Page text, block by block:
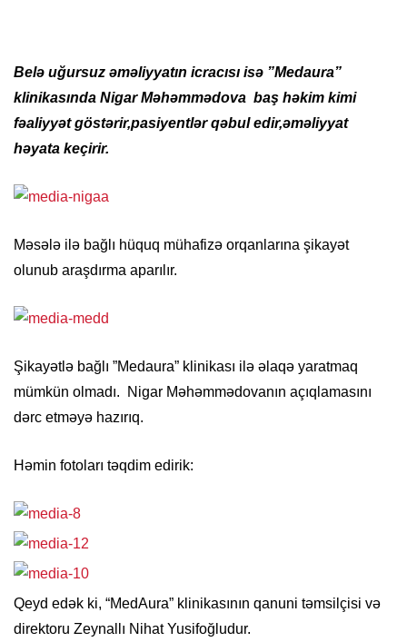
Belə uğursuz əməliyyatın icracısı isə ”Medaura”
klinikasında Nigar Məhəmmədova baş həkim kimi
fəaliyyət göstərir,pasiyentlər qəbul edir,əməliyyat
həyata keçirir.
Məsələ ilə bağlı hüquq mühafizə orqanlarına şikayət
olunub araşdırma aparılır.
Şikayətlə bağlı ”Medaura” klinikası ilə əlaqə yaratmaq
mümkün olmadı. Nigar Məhəmmədovanın açıqlamasını
dərc etməyə hazırıq.
Həmin fotoları təqdim edirik:
Qeyd edək ki, “MedAura” klinikasının qanuni təmsilçisi və
direktoru Zeynallı Nihat Yusifoğludur.